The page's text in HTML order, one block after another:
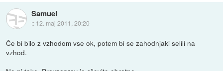
Samuel
:: 12. maj 2011, 20:20
Če bi bilo z vzhodom vse ok, potem bi se zahodnjaki selili na
vzhod.